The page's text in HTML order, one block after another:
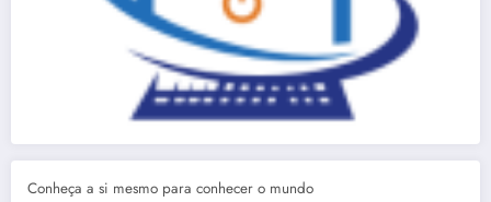
Conheça a si mesmo para conhecer o mundo